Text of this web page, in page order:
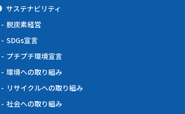
サステナビリティ
脱炭素経営
SDGs宣言
プチプチ環境宣言
環境への取り組み
リサイクルへの取り組み
社会への取り組み